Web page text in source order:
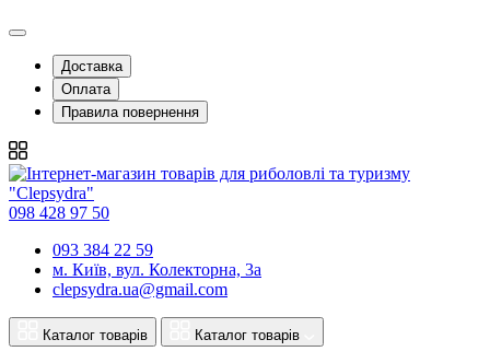
Доставка
Оплата
Правила повернення
098 428 97 50
093 384 22 59
м. Київ, вул. Колекторна, 3а
clepsydra.ua@gmail.com
Каталог товарів Каталог товарів